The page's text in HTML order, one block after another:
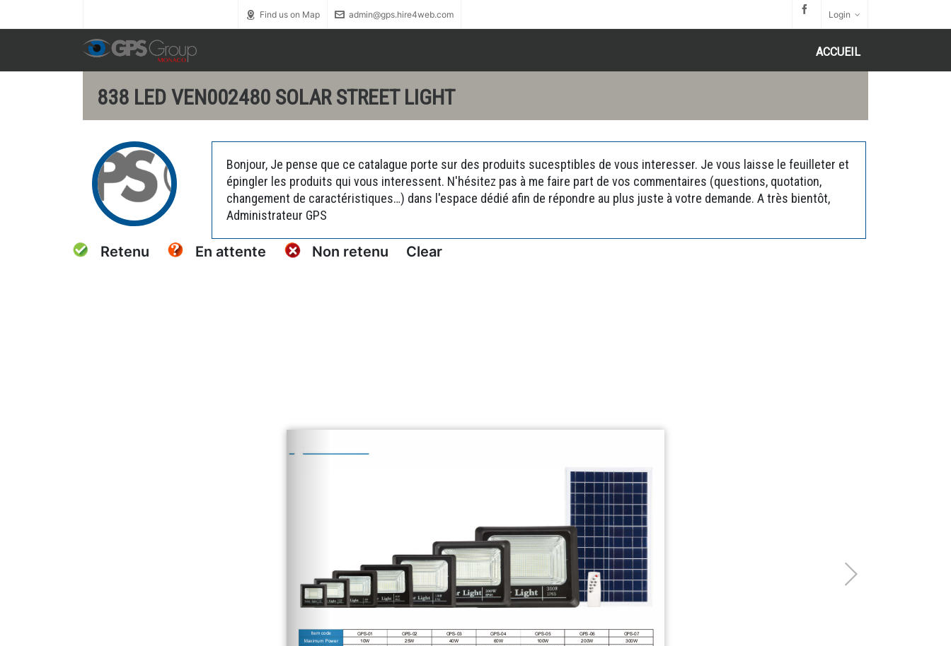
Find us on Map admin@gps.hire4web.com Login
ACCUEIL
838 LED VEN002480 SOLAR STREET LIGHT
Retenu En attente Non retenu Clear
Bonjour, Je pense que ce catalague porte sur des produits sucesptibles de vous interesser. Je vous laisse le feuilleter et
épingler les produits qui vous interessent. N'hésitez pas à me faire part de vos commentaires (questions, quotation,
changement de caractéristiques…) dans l'espace dédié afin de répondre au plus juste à votre demande. A très bientôt,
Administrateur GPS